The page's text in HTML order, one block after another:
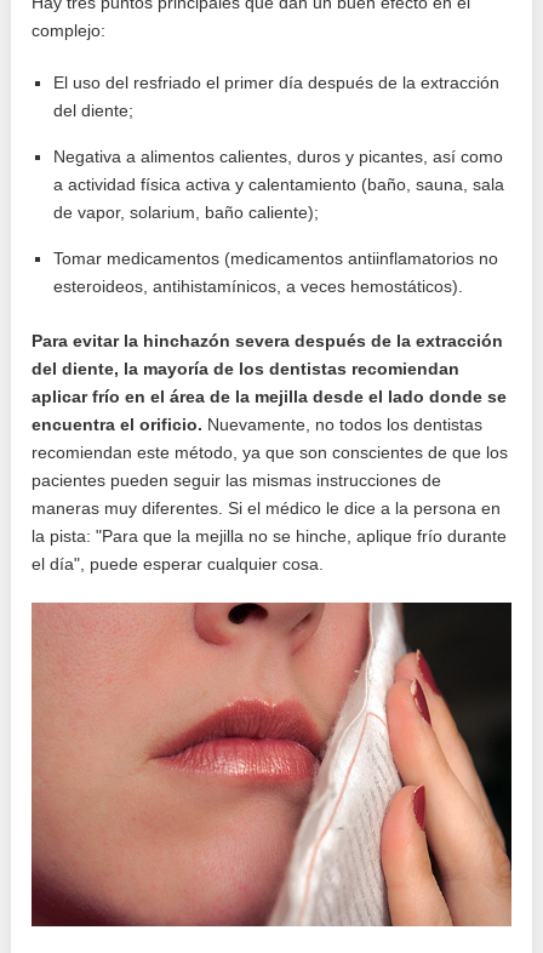
complejo:
El uso del resfriado el primer día después de la extracción
del diente;
Negativa a alimentos calientes, duros y picantes, así como
a actividad física activa y calentamiento (baño, sauna, sala
de vapor, solarium, baño caliente);
Tomar medicamentos (medicamentos antiinflamatorios no
esteroideos, antihistamínicos, a veces hemostáticos).
Para evitar la hinchazón severa después de la extracción
del diente, la mayoría de los dentistas recomiendan
aplicar frío en el área de la mejilla desde el lado donde se
encuentra el orificio. Nuevamente, no todos los dentistas
recomiendan este método, ya que son conscientes de que los
pacientes pueden seguir las mismas instrucciones de
maneras muy diferentes. Si el médico le dice a la persona en
la pista: "Para que la mejilla no se hinche, aplique frío durante
el día", puede esperar cualquier cosa.